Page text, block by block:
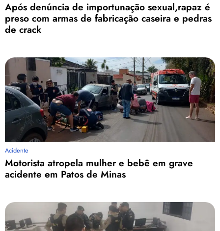
Após denúncia de importunação sexual,rapaz é
preso com armas de fabricação caseira e pedras
de crack
Acidente
Motorista atropela mulher e bebê em grave
acidente em Patos de Minas